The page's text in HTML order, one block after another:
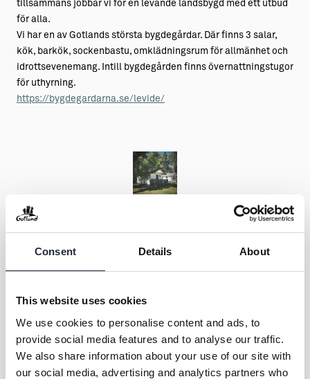
Consent Details About
This website uses cookies
We use cookies to personalise content and ads, to
provide social media features and to analyse our traffic.
We also share information about your use of our site with
our social media, advertising and analytics partners who
tillsammans jobbar vi för en levande landsbygd med ett utbud
för alla.
Vi har en av Gotlands största bygdegårdar. Där finns 3 salar,
kök, barkök, sockenbastu, omklädningsrum för allmänhet och
idrottsevenemang. Intill bygdegården finns övernattningstugor
för uthyrning.
https://bygdegardarna.se/levide/
Dela